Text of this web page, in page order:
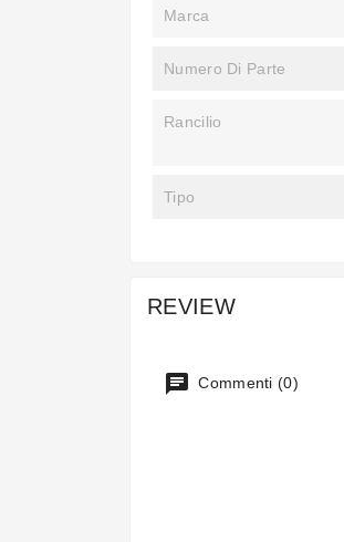
Marca
Numero Di Parte
Rancilio
Tipo
REVIEW
Commenti (0)